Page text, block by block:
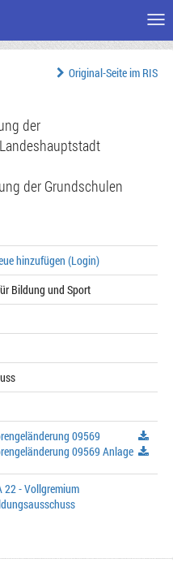
Original-Seite im RIS
der
der Grundschulen
hinzufügen (Login)
Bildung und Sport
09569
09569 Anlage
22 - Vollgremium